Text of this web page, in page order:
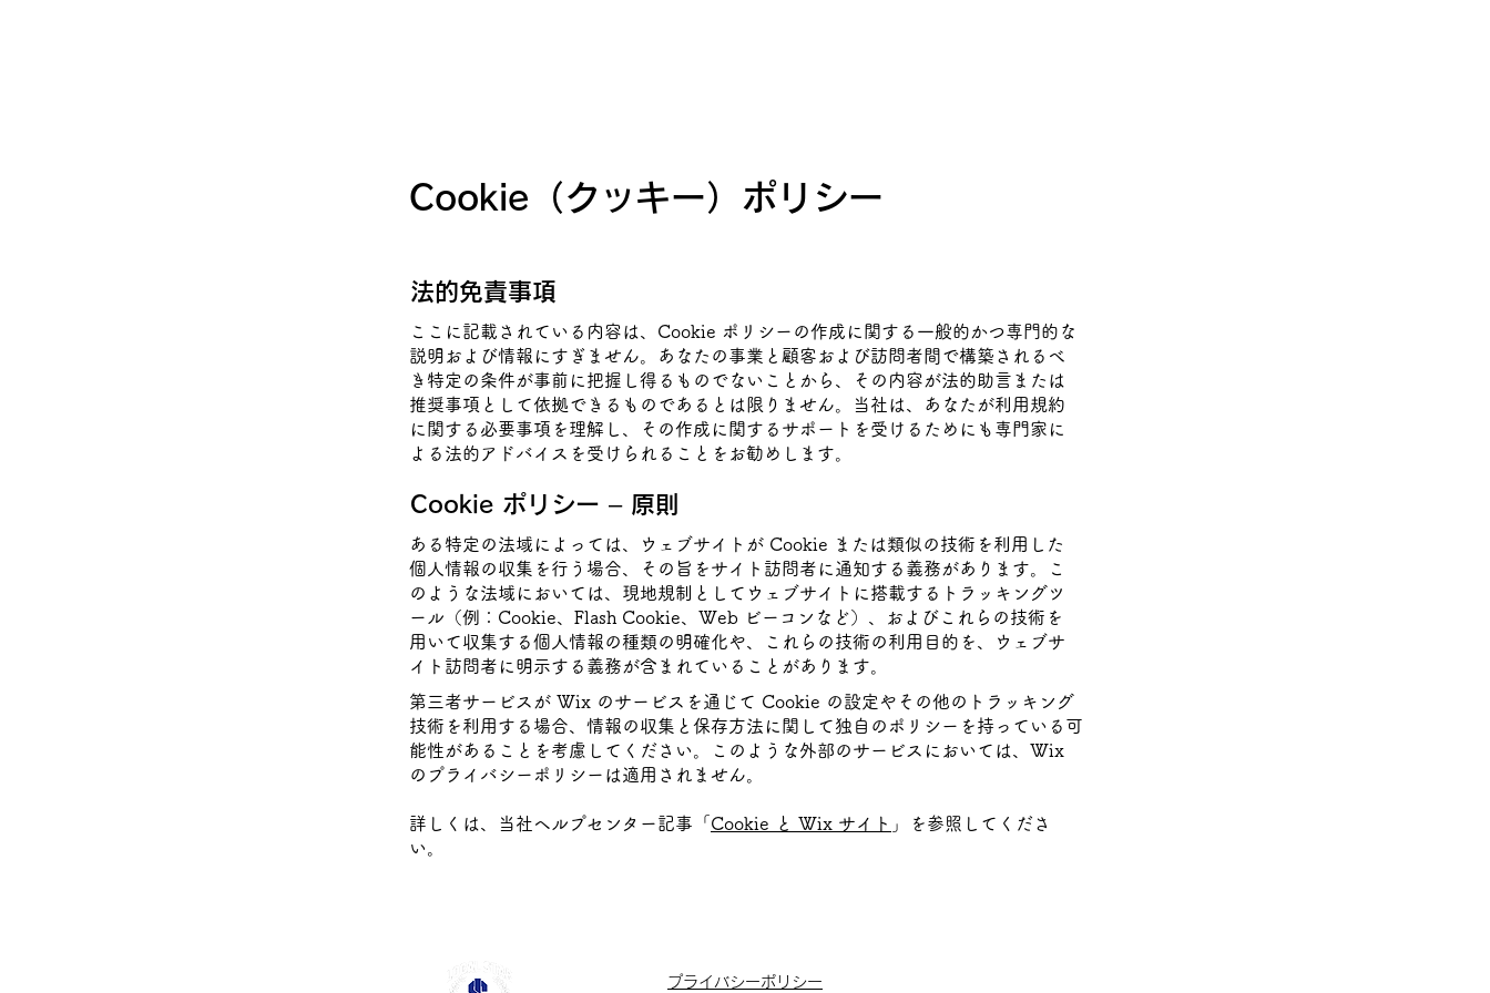
Cookie（クッキー）ポリシー
法的免責事項
ここに記載されている内容は、Cookie ポリシーの作成に関する一般的かつ専門的な
説明および情報にすぎません。あなたの事業と顧客および訪問者間で構築されるべ
き特定の条件が事前に把握し得るものでないことから、その内容が法的助言または
推奨事項として依拠できるものであるとは限りません。当社は、あなたが利用規約
に関する必要事項を理解し、その作成に関するサポートを受けるためにも専門家に
よる法的アドバイスを受けられることをお勧めします。
Cookie ポリシー – 原則
ある特定の法域によっては、ウェブサイトが Cookie または類似の技術を利用した
個人情報の収集を行う場合、その旨をサイト訪問者に通知する義務があります。こ
のような法域においては、現地規制としてウェブサイトに搭載するトラッキングツ
ール（例：Cookie、Flash Cookie、Web ビーコンなど）、およびこれらの技術を
用いて収集する個人情報の種類の明確化や、これらの技術の利用目的を、ウェブサ
イト訪問者に明示する義務が含まれていることがあります。
第三者サービスが Wix のサービスを通じて Cookie の設定やその他のトラッキング
技術を利用する場合、情報の収集と保存方法に関して独自のポリシーを持っている可
能性があることを考慮してください。このような外部のサービスにおいては、Wix
のプライバシーポリシーは適用されません。
詳しくは、当社ヘルプセンター記事「 Cookie と Wix サイト 」を参照してくださ
い。
プライバシーポリシー